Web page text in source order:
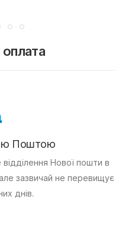
Поштою
Нової пошти в
зазвичай не перевищує
днів.